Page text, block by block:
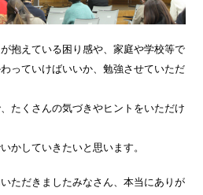
抱えている困り感や、家庭や学校等で
っていけばいいか、勉強させていただ
たくさんの気づきやヒントをいただけ
かしていきたいと思います。
ただきましたみなさん、本当にありが